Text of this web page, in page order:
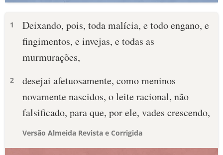
1
Deixando, pois, toda malícia, e todo engano, e
fingimentos, e invejas, e todas as
murmurações,
2
desejai afetuosamente, como meninos
novamente nascidos, o leite racional, não
falsificado, para que, por ele, vades crescendo,
Versão Almeida Revista e Corrigida